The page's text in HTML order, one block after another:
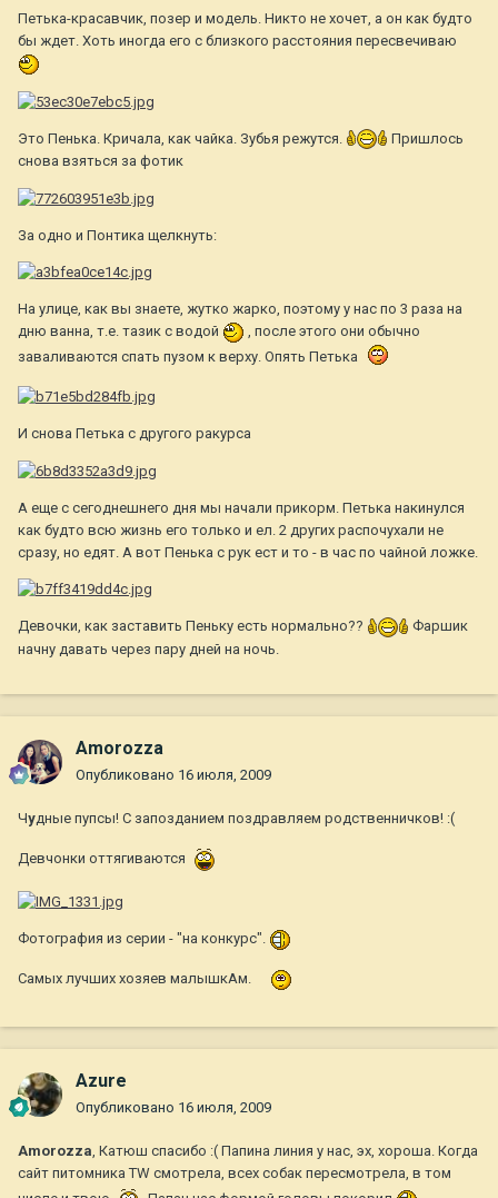
Петька-красавчик, позер и модель. Никто не хочет, а он как будто
бы ждет. Хоть иногда его с близкого расстояния пересвечиваю
Это Пенька. Кричала, как чайка. Зубья режутся.
Пришлось
снова взяться за фотик
За одно и Понтика щелкнуть:
На улице, как вы знаете, жутко жарко, поэтому у нас по 3 раза на
дню ванна, т.е. тазик с водой
, после этого они обычно
заваливаются спать пузом к верху. Опять Петька
И снова Петька с другого ракурса
А еще с сегоднешнего дня мы начали прикорм. Петька накинулся
как будто всю жизнь его только и ел. 2 других распочухали не
сразу, но едят. А вот Пенька с рук ест и то - в час по чайной ложке.
Девочки, как заставить Пеньку есть нормально??
Фаршик
начну давать через пару дней на ночь.
Amorozza
Опубликовано 16 июля, 2009
Чудные пупсы! С запозданием поздравляем родственничков! :(
Девчонки оттягиваются
Фотография из серии - "на конкурс".
Самых лучших хозяев малышкАм.
Azure
Опубликовано 16 июля, 2009
Amorozza, Катюш спасибо :( Папина линия у нас, эх, хороша. Когда
сайт питомника TW смотрела, всех собак пересмотрела, в том